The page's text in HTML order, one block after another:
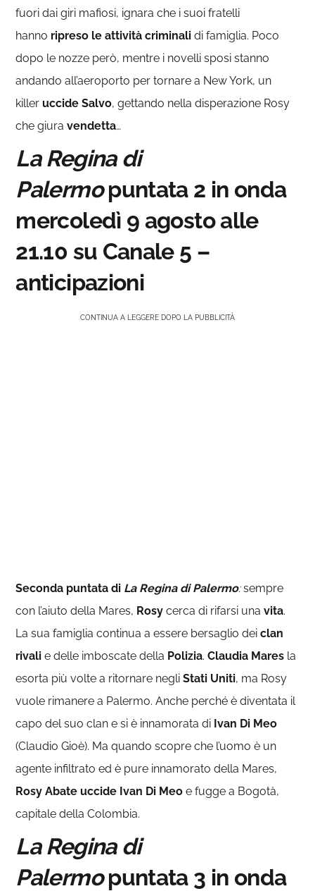
fuori dai giri mafiosi, ignara che i suoi fratelli
hanno ripreso le attività criminali di famiglia. Poco
dopo le nozze però, mentre i novelli sposi stanno
andando all’aeroporto per tornare a New York, un
killeruccide Salvo, gettando nella disperazione Rosy
che giuravendetta…
La Regina di
Palermopuntata 2 in onda
mercoledì 9 agosto alle
21.10 su Canale 5 –
anticipazioni
CONTINUA A LEGGERE DOPO LA PUBBLICITÀ
Seconda puntata di La Regina di Palermo:sempre
con l’aiuto della Mares, Rosy cerca di rifarsi unavita.
La sua famiglia continua a essere bersaglio deiclan
rivali e delle imboscate della Polizia.Claudia Mares la
esorta più volte a ritornare negliStati Uniti, ma Rosy
vuole rimanere a Palermo. Anche perché è diventata il
capo del suo clan e si è innamorata di Ivan Di Meo
(Claudio Gioè). Ma quando scopre che l’uomo è un
agente infiltrato ed è pure innamorato della Mares,
Rosy Abate uccide Ivan Di Meo e fugge a Bogotà,
capitale della Colombia.
La Regina di
Palermopuntata 3 in onda